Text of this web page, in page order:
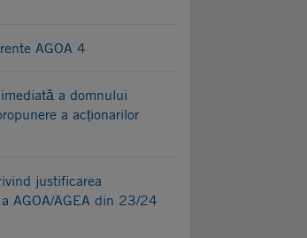
AGOA 4
a domnului
a acționarilor
justificarea
AGOA/AGEA din 23/24